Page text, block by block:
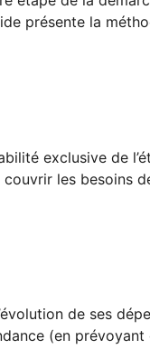
présente la
exclusive de
les besoins
de ses
(en